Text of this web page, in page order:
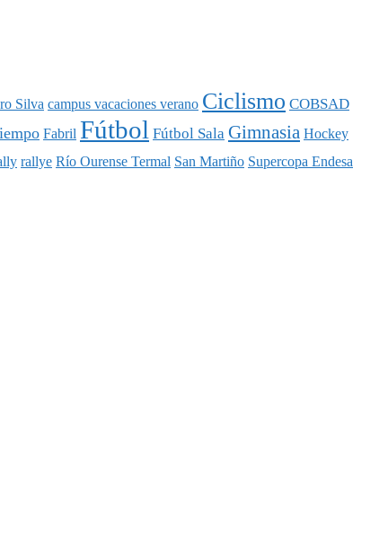
Silva campus vacaciones verano Ciclismo COBSAD
Fabril Fútbol Fútbol Sala Gimnasia Hockey
rallye Río Ourense Termal San Martiño Supercopa Endesa